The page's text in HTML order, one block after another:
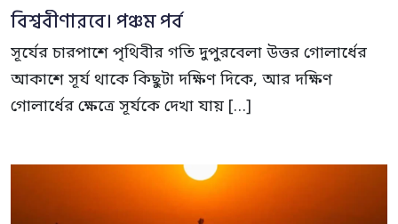
বিশ্ববীণারবে। পঞ্চম পর্ব
সূর্যের চারপাশে পৃথিবীর গতি দুপুরবেলা উত্তর গোলার্ধের
আকাশে সূর্য থাকে কিছুটা দক্ষিণ দিকে, আর দক্ষিণ
গোলার্ধের ক্ষেত্রে সূর্যকে দেখা যায় […]